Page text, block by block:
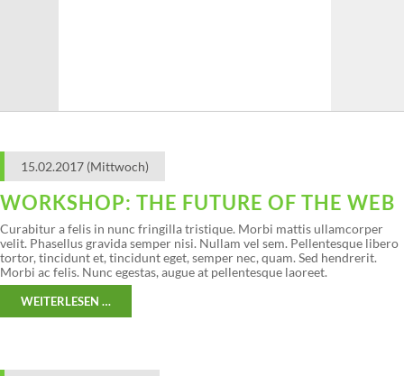
15.02.2017 (Mittwoch)
WORKSHOP: THE FUTURE OF THE WEB
Curabitur a felis in nunc fringilla tristique. Morbi mattis ullamcorper
velit. Phasellus gravida semper nisi. Nullam vel sem. Pellentesque libero
tortor, tincidunt et, tincidunt eget, semper nec, quam. Sed hendrerit.
Morbi ac felis. Nunc egestas, augue at pellentesque laoreet.
WEITERLESEN …